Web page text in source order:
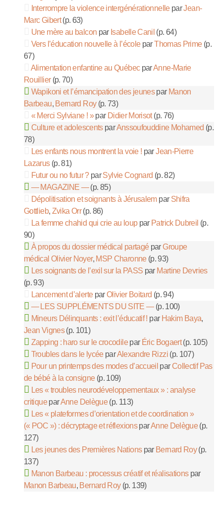
Interrompre la violence intergénérationnelle parJean-
Marc Gibert(p. 63)
Une mère au balcon par Isabelle Canil (p. 64)
Vers l’éducation nouvelle à l’école parThomas Prime(p.
67)
Alimentation enfantine au Québec parAnne-Marie
Rouillier(p. 70)
Wapikoni et l’émancipation des jeunes par Manon
Barbeau, Bernard Roy(p. 73)
« Merci Sylviane ! » par Didier Morisot(p. 76)
Culture et adolescents parAnssoufouddine Mohamed (p.
78)
Les enfants nous montrent la voie ! parJean-Pierre
Lazarus(p. 81)
Futur ou no futur ? parSylvie Cognard (p. 82)
— MAGAZINE —(p. 85)
Dépolitisation et soignants à Jérusalem par Shifra
Gottlieb, Zvika Orr(p. 86)
La femme chahid qui crie au loup par Patrick Dubreil (p.
90)
À propos du dossier médical partagé parGroupe
médical Olivier Noyer, MSP Charonne(p. 93)
Les soignants de l’exil sur la PASS par Martine Devries
(p. 93)
Lancement d’alerte parOlivier Boitard (p. 94)
— LES SUPPLÉMENTS DU SITE —(p. 100)
Mineurs Délinquants : exit l’éducatif ! par Hakim Baya,
Jean Vignes(p. 101)
Zapping : haro sur le crocodile par Éric Bogaert(p. 105)
Troubles dans le lycée parAlexandre Rizzi(p. 107)
Pour un printemps des modes d’accueil parCollectif Pas
de bébé à la consigne(p. 109)
Les « troubles neurodéveloppementaux » : analyse
critique parAnne Delègue(p. 113)
Les « plateformes d’orientation et de coordination »
(« POC ») : décryptage et réflexions parAnne Delègue(p.
127)
Les jeunes des Premières Nations par Bernard Roy(p.
137)
Manon Barbeau : processus créatif et réalisations par
Manon Barbeau, Bernard Roy(p. 139)